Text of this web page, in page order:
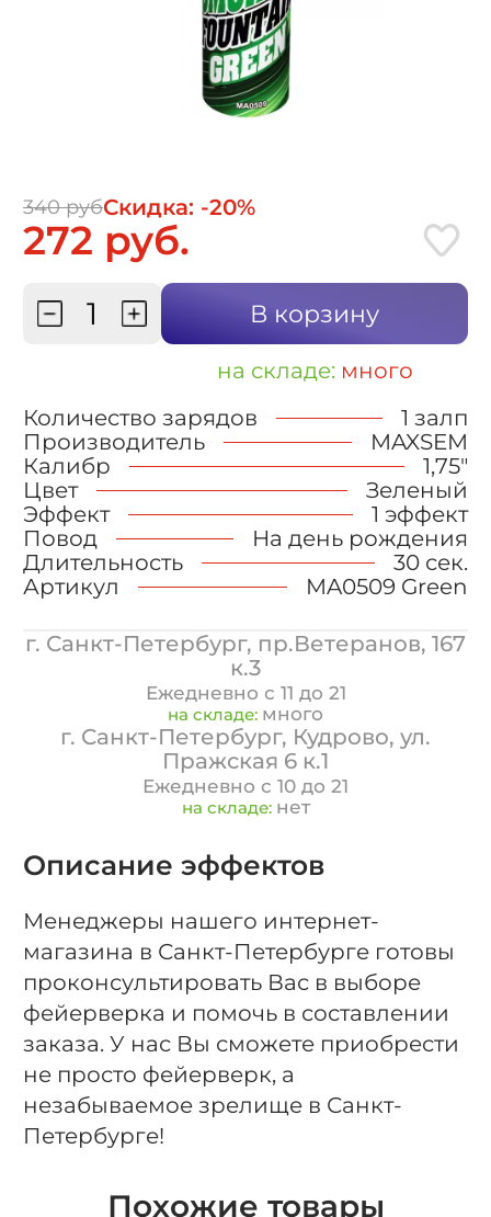
340 рубСкидка: -20%
272 руб.
В корзину
на складе: много
Количество зарядов
1 залп
Производитель
MAXSEM
Калибр
1,75"
Цвет
Зеленый
Эффект
1 эффект
Повод
На день рождения
Длительность
30 сек.
Артикул
MA0509 Green
г. Санкт-Петербург, пр.Ветеранов, 167
к.3
Ежедневно с 11 до 21
на складе: много
г. Санкт-Петербург, Кудрово, ул.
Пражская 6 к.1
Ежедневно с 10 до 21
на складе: нет
Описание эффектов
Менеджеры нашего интернет-
магазина в Санкт-Петербурге готовы
проконсультировать Вас в выборе
фейерверка и помочь в составлении
заказа. У нас Вы сможете приобрести
не просто фейерверк, а
незабываемое зрелище в Санкт-
Петербурге!
Похожие товары